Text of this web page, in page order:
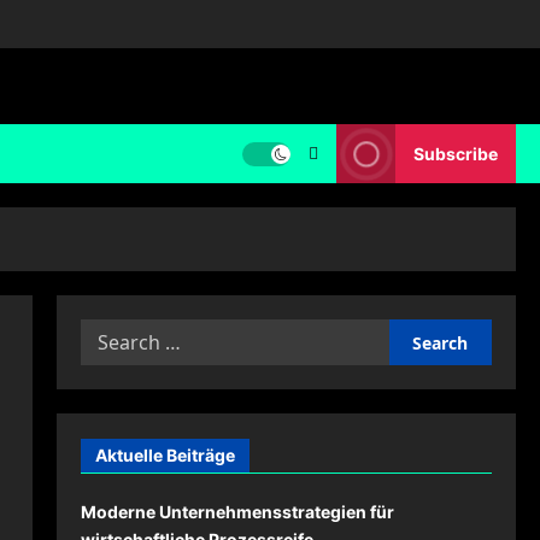
Subscribe
Search
Aktuelle Beiträge
Moderne Unternehmensstrategien für